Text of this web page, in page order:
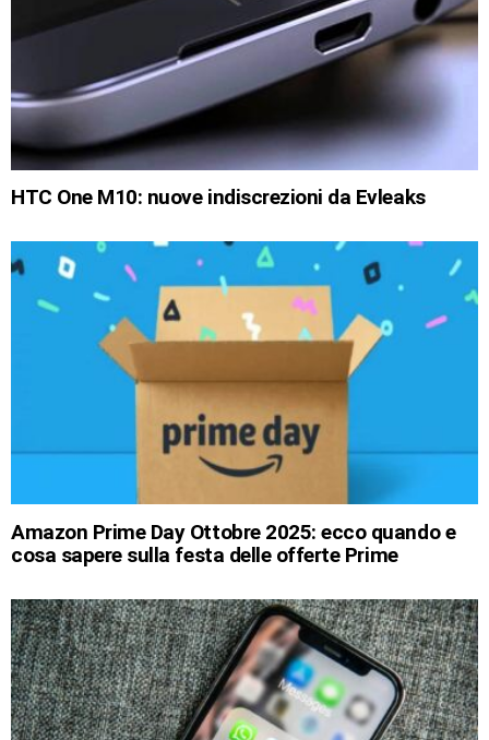
HTC One M10: nuove indiscrezioni da Evleaks
Amazon Prime Day Ottobre 2025: ecco quando e
cosa sapere sulla festa delle offerte Prime